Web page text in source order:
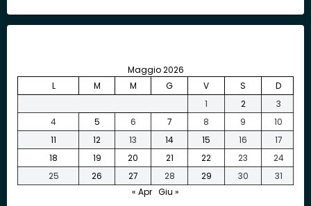
Maggio 2026
L
M M G V S
D
1
2
3
4
5 6 7 8 9
10
11
12 13 14 15 16
17
18
19 20 21 22 23
24
25
26 27 28 29 30
31
« Apr Giu »